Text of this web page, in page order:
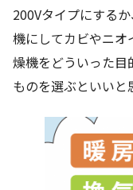
200Vタイプにする
機にしてカビやニ
燥機をどういった
ものを選ぶといいと